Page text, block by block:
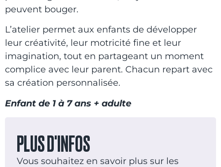
peuvent bouger.
L’atelier permet aux enfants de développer
leur créativité, leur motricité fine et leur
imagination, tout en partageant un moment
complice avec leur parent. Chacun repart avec
sa création personnalisée.
Enfant de 1 à 7 ans + adulte
PLUS D'INFOS
Vous souhaitez en savoir plus sur les